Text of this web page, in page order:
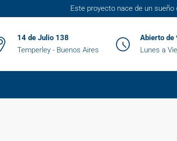
Este proyecto nace de un sueño
14 de Julio 138
Temperley - Buenos Aires
Abierto de
Lunes a